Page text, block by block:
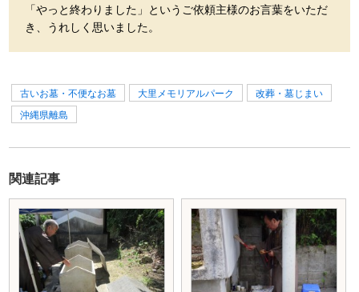
「やっと終わりました」というご依頼主様のお言葉をいただ
き、うれしく思いました。
古いお墓・不便なお墓 大里メモリアルパーク
改葬・墓じまい
沖縄県離島
関連記事